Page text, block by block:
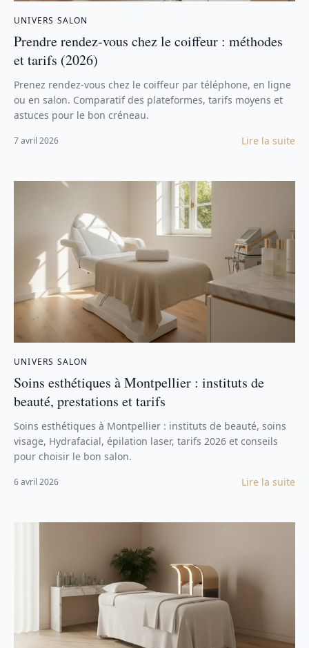
UNIVERS SALON
Prendre rendez-vous chez le coiffeur : méthodes
et tarifs (2026)
Prenez rendez-vous chez le coiffeur par téléphone, en ligne
ou en salon. Comparatif des plateformes, tarifs moyens et
astuces pour le bon créneau.
7 avril 2026 Lire la suite
UNIVERS SALON
Soins esthétiques à Montpellier : instituts de
beauté, prestations et tarifs
Soins esthétiques à Montpellier : instituts de beauté, soins
visage, Hydrafacial, épilation laser, tarifs 2026 et conseils
pour choisir le bon salon.
6 avril 2026 Lire la suite